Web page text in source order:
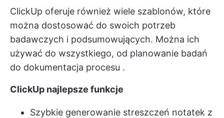
ClickUp oferuje również wiele szablonów, które
można dostosować do swoich potrzeb
badawczych i podsumowujących. Można ich
używać do wszystkiego, od planowanie badań
do dokumentacja procesu .
ClickUp najlepsze funkcje
Szybkie generowanie streszczeń notatek z